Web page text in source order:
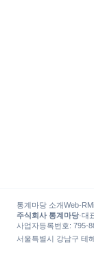
통계마당 소개Web-R
주식회사 통계마당·대
사업자등록번호: 795-
서울특별시 강남구 테